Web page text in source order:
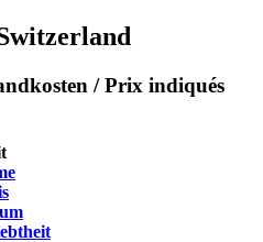
/ Prix indiqués